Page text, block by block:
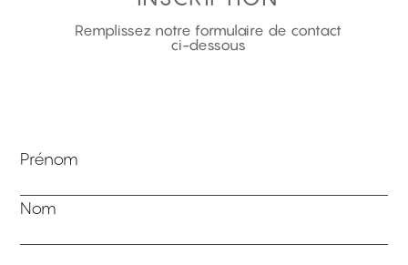
Remplissez notre formulaire de contact
ci-dessous
Prénom
Nom